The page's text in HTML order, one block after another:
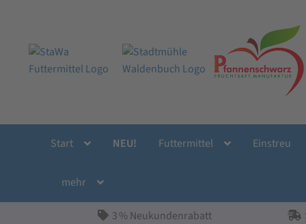
Navigation
springen
Inhalt
springen
Start NEU! Futtermittel Einstreu
mehr
3 % Neukundenrabatt